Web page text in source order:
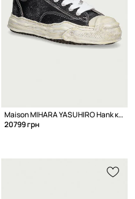
Maison MIHARA YASUHIRO Hank кеды для мужчин кожаные
20799 грн